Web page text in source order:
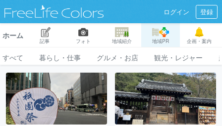
ログイン 登録
ホーム
記事 フォト 地域紹介 地域PR 企画・案内
すべて 暮らし・仕事 グルメ・お店 観光・レジャー